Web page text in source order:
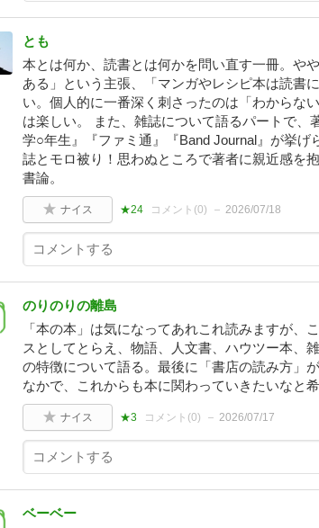
とも
本とは何か、読書とは何かを問い直す一冊。や
ある」という主張、「マンガやレシピ本は読書
い。個人的に一番深く刺さったのは「わからな
は楽しい。 また、雑誌について語るパートで、
学○年生』『ファミ通』『Band Journal』が挙
誌とモロ被り！思わぬところで著者に親近感を
書論。
ナイス ★24 コメント(0) 2026/07/18
のりのりの離島
「本の本」は気になってあれこれ読みますが、
スとしてとらえ、物語、人文書、ハウツー本、
の特徴について語る。最後に「書店の読み方」
なかで、これからも本に関わっていきたいなと
ナイス ★3 コメント(0) 2026/07/17
ベーベー